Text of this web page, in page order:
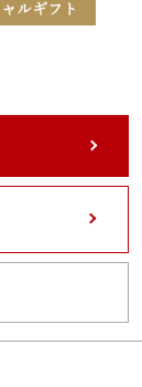
ルギフト